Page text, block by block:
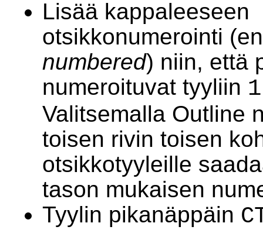
Lisää kappaleeseen
otsikkonumerointi
numbered) niin, että
numeroituvat tyyliin
Valitsemalla Outline
toisen rivin toisen
otsikkotyyleille
tason mukaisen
Tyylin pikanäppäin